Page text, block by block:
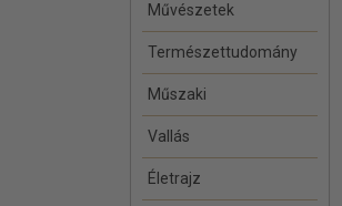
Művészetek
Természettudomány
Műszaki
Vallás
Életrajz